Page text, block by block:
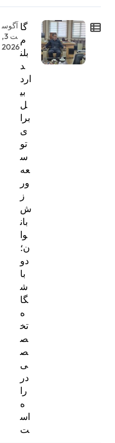
گا
م
بلن
د
ارد
بی
ل
برا
ی
تو
س
عه
ور
ز
ش
بان
وا
ن؛
دو
با
ش
گا
ه
تخ
ص
ص
ی
در
را
ه
اس
ت
آگوس
ت 3,
2026